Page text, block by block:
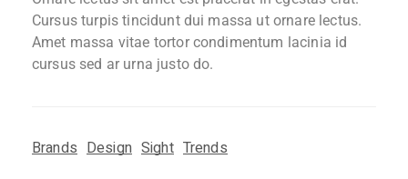
Cursus turpis tincidunt dui massa ut ornare lectus.
Amet massa vitae tortor condimentum lacinia id
cursus sed ar urna justo do.
Brands Design Sight Trends